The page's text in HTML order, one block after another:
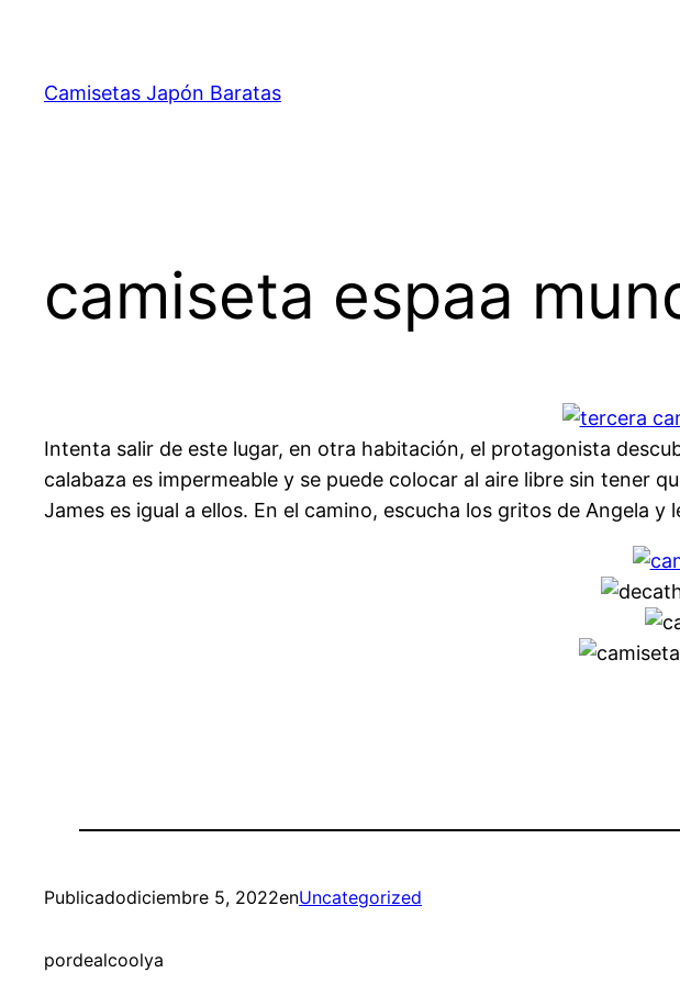
contenido
Camisetas Japón Baratas
camiseta espaa
Intenta salir de este lugar, en otra habitación, el protagonista
calabaza es impermeable y se puede colocar al aire libre sin tener
James es igual a ellos. En el camino, escucha los gritos de Angela y
Publicadodiciembre 5, 2022enUncategorized
pordealcoolya